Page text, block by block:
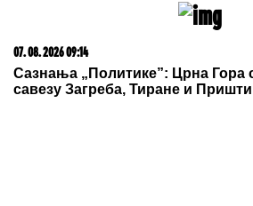
07. 08. 2026 09:14
Сазнања „Политике”: Црна Гора
савезу Загреба, Тиране и